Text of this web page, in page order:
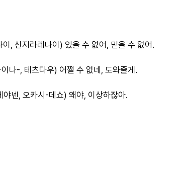
이, 신지라레나이) 있을 수 없어, 믿을 수 없어.
나-, 테츠다우) 어쩔 수 없네, 도와줄게.
야넨, 오카시-데쇼) 왜야, 이상하잖아.